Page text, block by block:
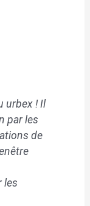
urbex ! Il
par les
de
les